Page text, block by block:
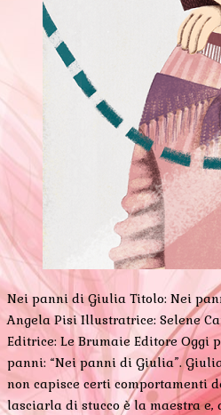
Nei panni di Giulia Titolo: Nei
Angela Pisi Illustratrice: Selene
Editrice: Le Brumaie Editore
panni: “Nei panni di Giulia”.
non capisce certi comportamenti
lasciarla di stucco è la maestra e,